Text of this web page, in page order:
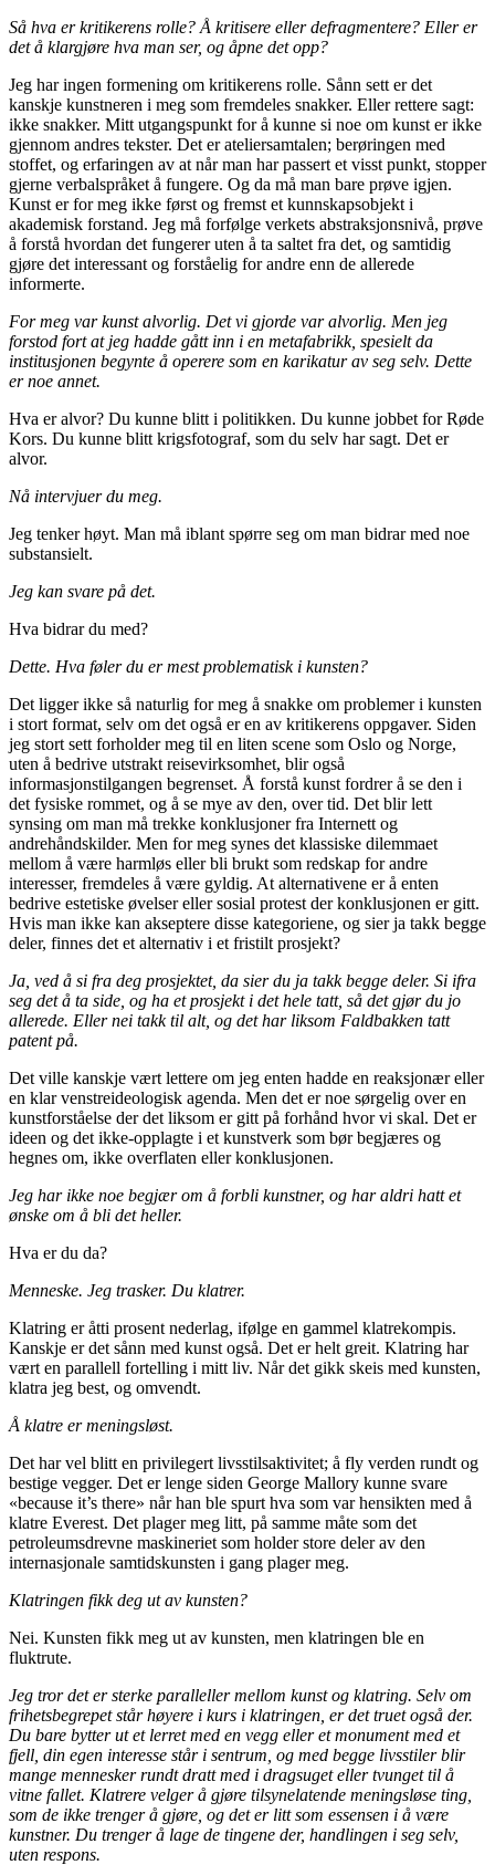
Så hva er kritikerens rolle? Å kritisere eller defragmentere? Eller er
det å klargjøre hva man ser, og åpne det opp?
Jeg har ingen formening om kritikerens rolle. Sånn sett er det
kanskje kunstneren i meg som fremdeles snakker. Eller rettere sagt:
ikke snakker. Mitt utgangspunkt for å kunne si noe om kunst er ikke
gjennom andres tekster. Det er ateliersamtalen; berøringen med
stoffet, og erfaringen av at når man har passert et visst punkt, stopper
gjerne verbalspråket å fungere. Og da må man bare prøve igjen.
Kunst er for meg ikke først og fremst et kunnskapsobjekt i
akademisk forstand. Jeg må forfølge verkets abstraksjonsnivå, prøve
å forstå hvordan det fungerer uten å ta saltet fra det, og samtidig
gjøre det interessant og forståelig for andre enn de allerede
informerte.
For meg var kunst alvorlig. Det vi gjorde var alvorlig. Men jeg
forstod fort at jeg hadde gått inn i en metafabrikk, spesielt da
institusjonen begynte å operere som en karikatur av seg selv. Dette
er noe annet.
Hva er alvor? Du kunne blitt i politikken. Du kunne jobbet for Røde
Kors. Du kunne blitt krigsfotograf, som du selv har sagt. Det er
alvor.
Nå intervjuer du meg.
Jeg tenker høyt. Man må iblant spørre seg om man bidrar med noe
substansielt.
Jeg kan svare på det.
Hva bidrar du med?
Dette. Hva føler du er mest problematisk i kunsten?
Det ligger ikke så naturlig for meg å snakke om problemer i kunsten
i stort format, selv om det også er en av kritikerens oppgaver. Siden
jeg stort sett forholder meg til en liten scene som Oslo og Norge,
uten å bedrive utstrakt reisevirksomhet, blir også
informasjonstilgangen begrenset. Å forstå kunst fordrer å se den i
det fysiske rommet, og å se mye av den, over tid. Det blir lett
synsing om man må trekke konklusjoner fra Internett og
andrehåndskilder. Men for meg synes det klassiske dilemmaet
mellom å være harmløs eller bli brukt som redskap for andre
interesser, fremdeles å være gyldig. At alternativene er å enten
bedrive estetiske øvelser eller sosial protest der konklusjonen er gitt.
Hvis man ikke kan akseptere disse kategoriene, og sier ja takk begge
deler, finnes det et alternativ i et fristilt prosjekt?
Ja, ved å si fra deg prosjektet, da sier du ja takk begge deler. Si ifra
seg det å ta side, og ha et prosjekt i det hele tatt, så det gjør du jo
allerede. Eller nei takk til alt, og det har liksom Faldbakken tatt
patent på.
Det ville kanskje vært lettere om jeg enten hadde en reaksjonær eller
en klar venstreideologisk agenda. Men det er noe sørgelig over en
kunstforståelse der det liksom er gitt på forhånd hvor vi skal. Det er
ideen og det ikke-opplagte i et kunstverk som bør begjæres og
hegnes om, ikke overflaten eller konklusjonen.
Jeg har ikke noe begjær om å forbli kunstner, og har aldri hatt et
ønske om å bli det heller.
Hva er du da?
Menneske. Jeg trasker. Du klatrer.
Klatring er åtti prosent nederlag, ifølge en gammel klatrekompis.
Kanskje er det sånn med kunst også. Det er helt greit. Klatring har
vært en parallell fortelling i mitt liv. Når det gikk skeis med kunsten,
klatra jeg best, og omvendt.
Å klatre er meningsløst.
Det har vel blitt en privilegert livsstilsaktivitet; å fly verden rundt og
bestige vegger. Det er lenge siden George Mallory kunne svare
«because it’s there» når han ble spurt hva som var hensikten med å
klatre Everest. Det plager meg litt, på samme måte som det
petroleumsdrevne maskineriet som holder store deler av den
internasjonale samtidskunsten i gang plager meg.
Klatringen fikk deg ut av kunsten?
Nei. Kunsten fikk meg ut av kunsten, men klatringen ble en
fluktrute.
Jeg tror det er sterke paralleller mellom kunst og klatring. Selv om
frihetsbegrepet står høyere i kurs i klatringen, er det truet også der.
Du bare bytter ut et lerret med en vegg eller et monument med et
fjell, din egen interesse står i sentrum, og med begge livsstiler blir
mange mennesker rundt dratt med i dragsuget eller tvunget til å
vitne fallet. Klatrere velger å gjøre tilsynelatende meningsløse ting,
som de ikke trenger å gjøre, og det er litt som essensen i å være
kunstner. Du trenger å lage de tingene der, handlingen i seg selv,
uten respons.